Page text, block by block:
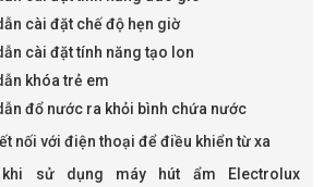
cài đặt chế độ hẹn giờ
cài đặt tính năng tạo Ion
khóa trẻ em
đổ nước ra khỏi bình chứa nước
nối với điện thoại để điều khiển từ xa
sử dụng máy hút ẩm Electrolux